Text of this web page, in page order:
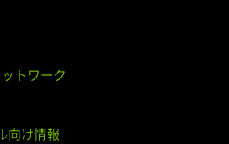
トワーク
向け情報